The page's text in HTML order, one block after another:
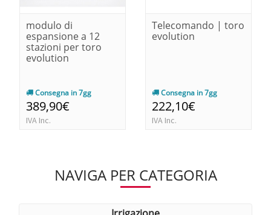
modulo di
espansione a 12
stazioni per toro
evolution
Consegna in 7gg
389,90€
IVA Inc.
Telecomando | toro
evolution
Consegna in 7gg
222,10€
IVA Inc.
NAVIGA PER CATEGORIA